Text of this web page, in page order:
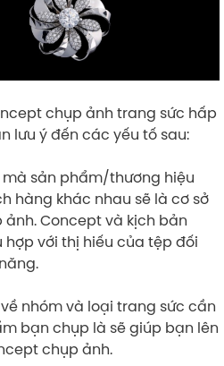
chụp ảnh trang sức hấp
lưu ý đến các yếu tố sau:
sản phẩm/thương hiệu
hàng khác nhau sẽ là cơ sở
Concept và kịch bản
với thị hiếu của tệp đối
nhóm và loại trang sức cần
bạn chụp là sẽ giúp bạn lên
chụp ảnh.